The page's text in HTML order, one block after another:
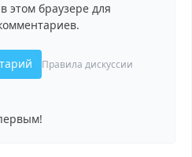
этом браузере для
Правила дискуссии